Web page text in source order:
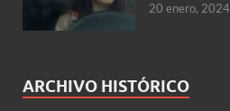
20 enero, 2024
ARCHIVO HISTÓRICO